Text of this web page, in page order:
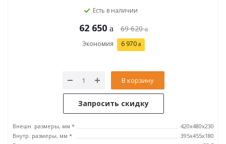
Есть в наличии
62 650 69 620
Экономия 6 970
В корзину
Запросить скидку
Внешн. размеры, мм *
420x480x230
Внутр. размеры, мм *
395х455х180